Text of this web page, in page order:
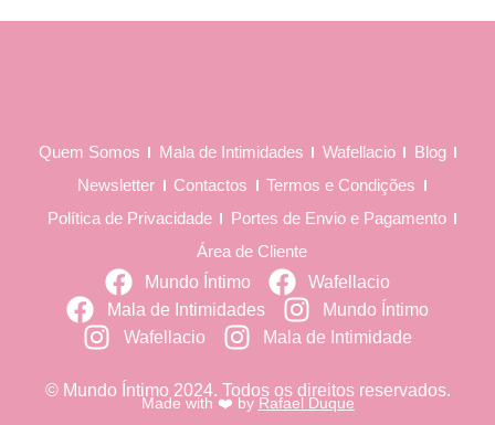
Quem Somos Mala de Intimidades Wafellacio
Blog
Newsletter
Contactos
Termos e Condições
Política de Privacidade
Portes de Envio e Pagamento
Área de Cliente
Mundo Íntimo
Wafellacio
Mala de Intimidades
Mundo Íntimo
Wafellacio
Mala de Intimidade
© Mundo Íntimo 2024. Todos os direitos reservados.
Made with ❤️ byRafael Duque